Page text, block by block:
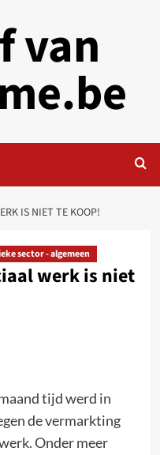
van
IS NIET TE KOOP!
sector - algemeen
werk is niet
tijd werd in
de vermarkting
Onder meer